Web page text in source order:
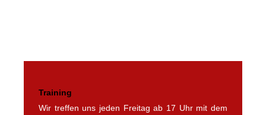
Training
Wir treffen uns jeden Freitag ab 17 Uhr mit dem